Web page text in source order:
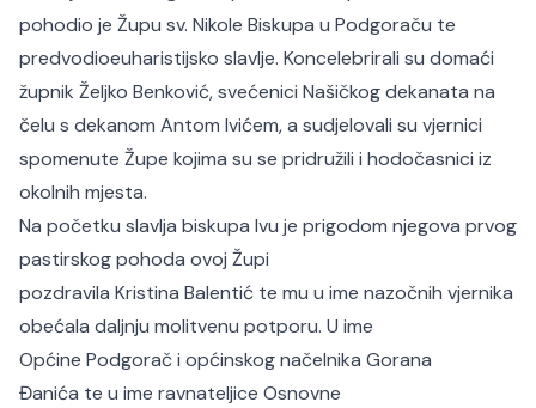
pohodio je Župu sv. Nikole Biskupa u Podgoraču te
predvodioeuharistijsko slavlje. Koncelebrirali su domaći
župnik Željko Benković, svećenici Našičkog dekanata na
čelu s dekanom Antom Ivićem, a sudjelovali su vjernici
spomenute Župe kojima su se pridružili i hodočasnici iz
okolnih mjesta.
Na početku slavlja biskupa Ivu je prigodom njegova prvog
pastirskog pohoda ovoj Župi
pozdravila Kristina Balentić te mu u ime nazočnih vjernika
obećala daljnju molitvenu potporu. U ime
Općine Podgorač i općinskog načelnika Gorana
Đanića te u ime ravnateljice Osnovne